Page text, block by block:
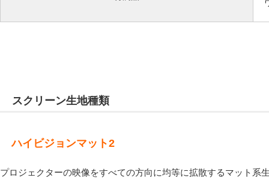
スクリーン生地種類
ハイビジョンマット2
プロジェクターの映像をすべての方向に均等に拡散するマット